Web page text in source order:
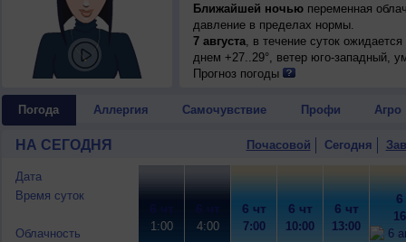
Ближайшей ночьюпеременная
давление в пределах нормы.
7 августа, в течение суток
днем +27..29°, ветер юго-западный,
Прогноз погоды
Погода Аллергия Самочувствие Профи Агро
НА СЕГОДНЯ Почасовой Сегодня
Дата
Время суток
Облачность
1:00 4:00
6 чт
7:00
6 чт
10:00
6 чт
13:00
6